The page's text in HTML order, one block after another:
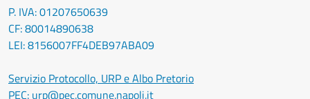
P. IVA: 01207650639
CF: 80014890638
LEI: 8156007FF4DEB97ABA09
Servizio Protocollo, URP e Albo Pretorio
PEC: urp@pec.comune.napoli.it